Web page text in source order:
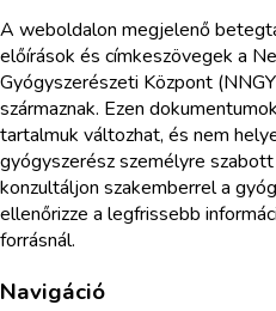
A weboldalon megjelenő
előírások és címkeszövegek a
Gyógyszerészeti Központ
származnak. Ezen
tartalmuk változhat, és nem
gyógyszerész személyre
konzultáljon szakemberrel a
ellenőrizze a legfrissebb
forrásnál.
Navigáció